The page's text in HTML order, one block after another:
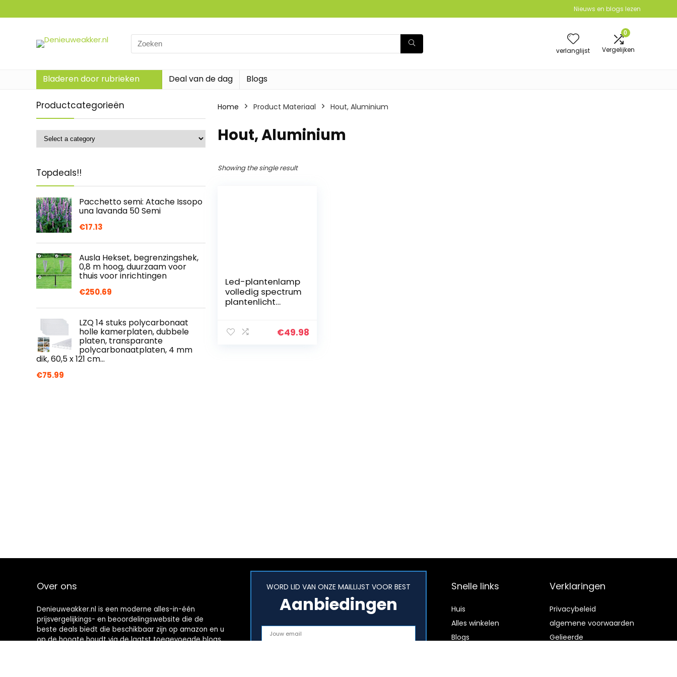
Nieuws en blogs lezen
Search
for:
verlanglijst
0
Vergelijken
Bladeren door rubrieken Deal van de dag Blogs
Productcategorieën
Topdeals!!
Pacchetto semi: Atache Issopo
una lavanda 50 Semi
€17.13
Ausla Hekset, begrenzingshek,
0,8 m hoog, duurzaam voor
thuis voor inrichtingen
€250.69
LZQ 14 stuks polycarbonaat
holle kamerplaten, dubbele
platen, transparante
polycarbonaatplaten, 4 mm
dik, 60,5 x 121 cm…
€75.99
Home Product Materiaal ‎Hout, Aluminium
‎Hout, Aluminium
Showing the single result
Led-plantenlamp
volledig spectrum
plantenlicht
timer 3/6/12H, 192
€49.98
Over ons
Denieuweakker.nl is een moderne alles-in-één
prijsvergelijkings- en beoordelingswebsite die de
beste deals biedt die beschikbaar zijn op amazon en u
op de hoogte houdt via de laatst toegevoegde blogs.
WORD LID VAN ONZE MAILLIJST VOOR BEST
Aanbiedingen
Snelle links
Huis
Alles winkelen
Blogs
Verklaringen
Privacybeleid
algemene voorwaarden
Gelieerde